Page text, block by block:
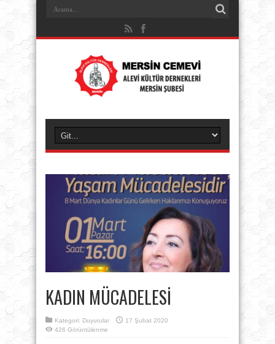
KADIN MÜCADELESİ
Kategori: Duyurular
17 Şubat 2020
426 Görüntülenme